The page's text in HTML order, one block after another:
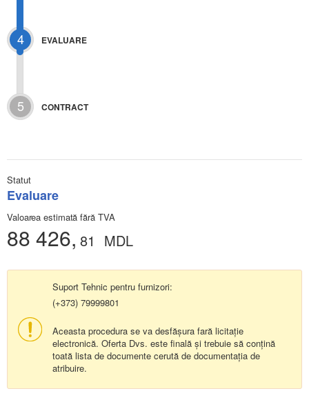
4 EVALUARE
5 CONTRACT
Statut
Evaluare
Valoarea estimată fără TVA
88 426, 81 MDL
Suport Tehnic pentru furnizori:
(+373) 79999801
Aceasta procedura se va desfășura fară licitație
electronică. Oferta Dvs. este finală și trebuie să conțină
toată lista de documente cerută de documentația de
atribuire.